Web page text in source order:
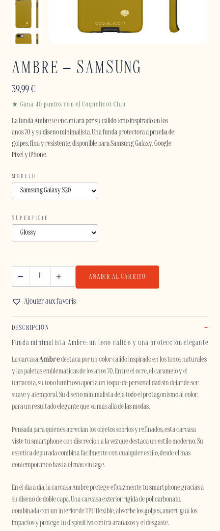
AMBRE – SAMSUNG
39,99€
★ Gana 40 puntos con el Coquelicot Club
La funda Ambre te encantará por su cálido tono inspirado en los
años 70 y su diseño minimalista. Una funda protectora a prueba de
golpes, fina y resistente, disponible para Samsung Galaxy, Google
Pixel y iPhone.
MODELO
SUPERFICIE
SAMSUNG
cantidad
AÑADIR AL CARRITO
Ajouter aux favoris
DESCRIPCIÓN
Funda minimalista Ambre: un tono cálido y una protección elegante
La carcasaAmbredestaca por un color cálido inspirado en los tonos naturales
y las paletas emblemáticas de los años 70. Entre el ocre, el caramelo y el
terracota, su tono luminoso aporta un toque de personalidad sin dejar de ser
suave y atemporal. Su diseño minimalista deja todo el protagonismo al color,
para un resultado elegante que va más allá de las modas.
Pensada para quienes aprecian los objetos sobrios y refinados, esta carcasa
viste tu smartphone con discreción a la vez que destaca un estilo moderno. Su
estética depurada combina fácilmente con cualquier estilo, desde el más
contemporáneo hasta el más vintage.
En el día a día, la carcasa Ambre protege eficazmente tu smartphone gracias a
su diseño de doble capa. Una carcasa exterior rígida de policarbonato,
combinada con un interior de TPU flexible, absorbe los golpes, amortigua los
impactos y protege tu dispositivo contra arañazos y el desgaste.